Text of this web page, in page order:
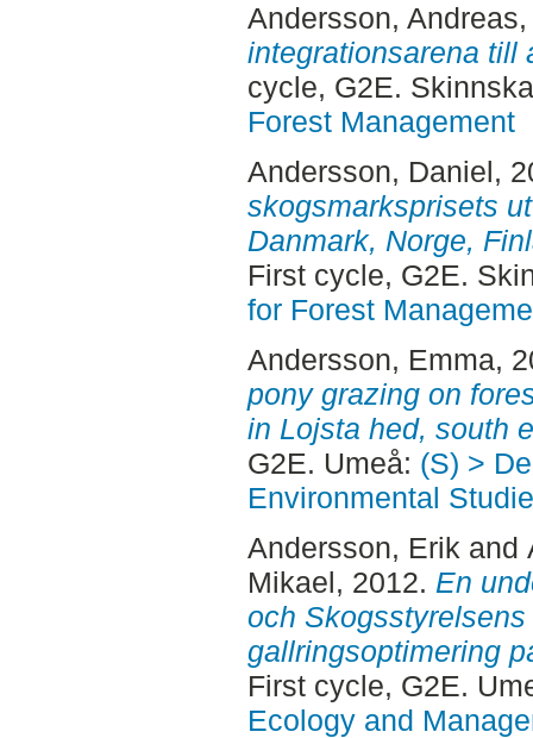
Andersson, Andreas
integrationsarena till
cycle, G2E.
Forest Management
Andersson, Daniel,
skogsmarksprisets
Danmark, Norge,
First cycle, G2E.
for Forest
Andersson, Emma,
pony grazing on
in Lojsta hed, south
G2E. Umeå: (S) >
Environmental
Andersson, Erik and
Mikael, 2012. En
och
gallringsoptimering
First cycle, G2E.
Ecology and